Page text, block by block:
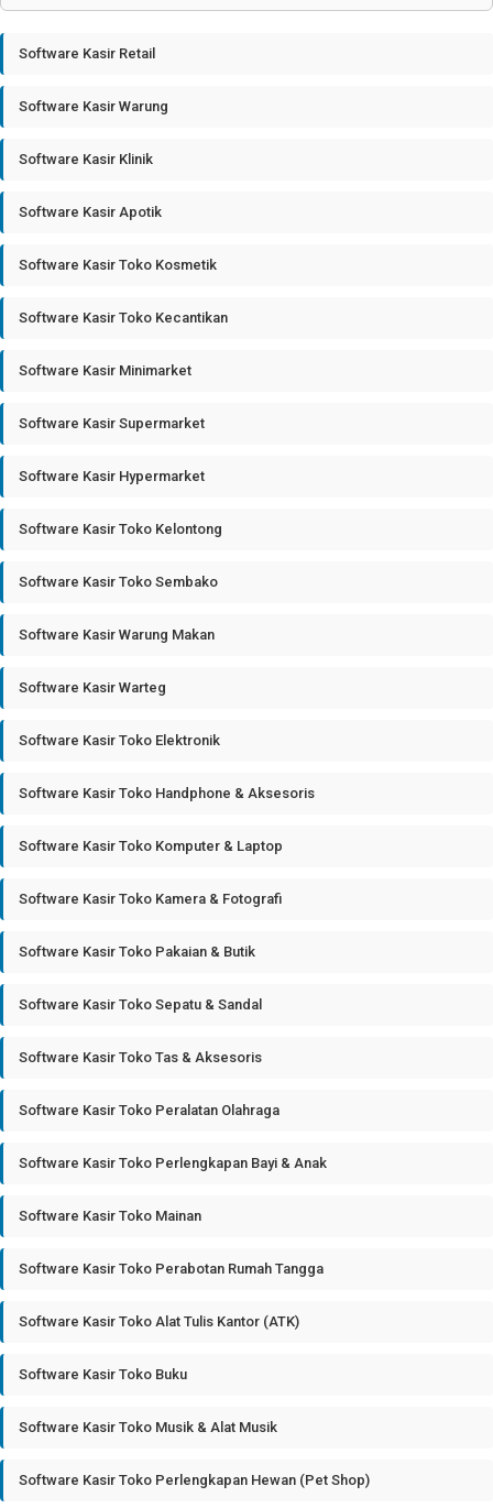
Software Kasir Retail
Software Kasir Warung
Software Kasir Klinik
Software Kasir Apotik
Software Kasir Toko Kosmetik
Software Kasir Toko Kecantikan
Software Kasir Minimarket
Software Kasir Supermarket
Software Kasir Hypermarket
Software Kasir Toko Kelontong
Software Kasir Toko Sembako
Software Kasir Warung Makan
Software Kasir Warteg
Software Kasir Toko Elektronik
Software Kasir Toko Handphone & Aksesoris
Software Kasir Toko Komputer & Laptop
Software Kasir Toko Kamera & Fotografi
Software Kasir Toko Pakaian & Butik
Software Kasir Toko Sepatu & Sandal
Software Kasir Toko Tas & Aksesoris
Software Kasir Toko Peralatan Olahraga
Software Kasir Toko Perlengkapan Bayi & Anak
Software Kasir Toko Mainan
Software Kasir Toko Perabotan Rumah Tangga
Software Kasir Toko Alat Tulis Kantor (ATK)
Software Kasir Toko Buku
Software Kasir Toko Musik & Alat Musik
Software Kasir Toko Perlengkapan Hewan (Pet Shop)